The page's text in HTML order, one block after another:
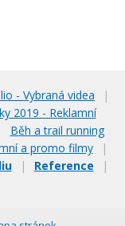
- Vybraná videa
|
2019 - Reklamní
Běh a trail running
a promo filmy
|
| Reference
|